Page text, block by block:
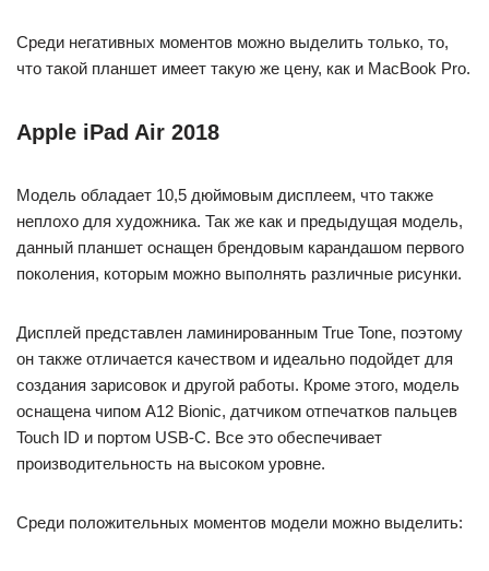
Среди негативных моментов можно выделить только, то,
что такой планшет имеет такую же цену, как и MacBook Pro.
Apple iPad Air 2018
Модель обладает 10,5 дюймовым дисплеем, что также
неплохо для художника. Так же как и предыдущая модель,
данный планшет оснащен брендовым карандашом первого
поколения, которым можно выполнять различные рисунки.
Дисплей представлен ламинированным True Tone, поэтому
он также отличается качеством и идеально подойдет для
создания зарисовок и другой работы. Кроме этого, модель
оснащена чипом A12 Bionic, датчиком отпечатков пальцев
Touch ID и портом USB-C. Все это обеспечивает
производительность на высоком уровне.
Среди положительных моментов модели можно выделить: